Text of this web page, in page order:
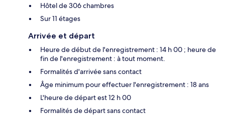
Hôtel de 306 chambres
Sur 11 étages
Arrivée et départ
Heure de début de l'enregistrement : 14 h 00 ; heure de
fin de l'enregistrement : à tout moment.
Formalités d'arrivée sans contact
Âge minimum pour effectuer l'enregistrement : 18 ans
L'heure de départ est 12 h 00
Formalités de départ sans contact